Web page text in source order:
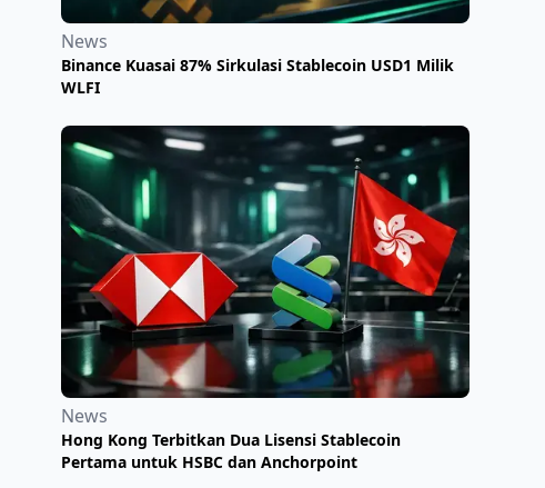
News
Binance Kuasai 87% Sirkulasi Stablecoin USD1 Milik
WLFI
News
Hong Kong Terbitkan Dua Lisensi Stablecoin
Pertama untuk HSBC dan Anchorpoint